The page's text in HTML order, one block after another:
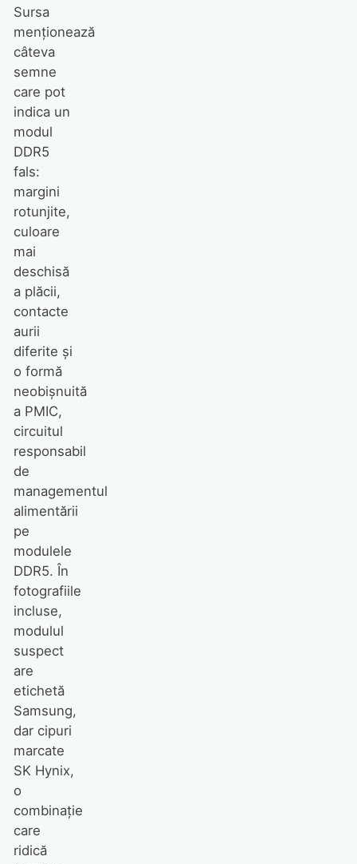
Sursa
menționează
câteva
semne
care pot
indica un
modul
DDR5
fals:
margini
rotunjite,
culoare
mai
deschisă
a plăcii,
contacte
aurii
diferite și
o formă
neobișnuită
a PMIC,
circuitul
responsabil
de
managementul
alimentării
pe
modulele
DDR5. În
fotografiile
incluse,
modulul
suspect
are
etichetă
Samsung,
dar cipuri
marcate
SK Hynix,
o
combinație
care
ridică